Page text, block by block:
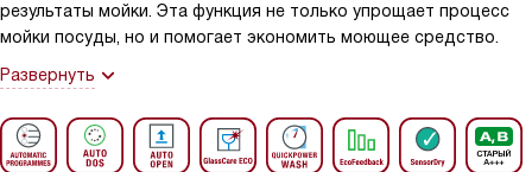
результаты мойки. Эта функция не только упрощает процесс
мойки посуды, но и помогает экономить моющее средство.
Развернуть